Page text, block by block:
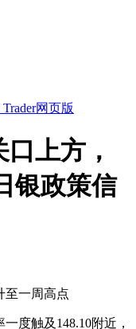
网页版
上方，
银政策信
至一周高点
度触及148.10附近，